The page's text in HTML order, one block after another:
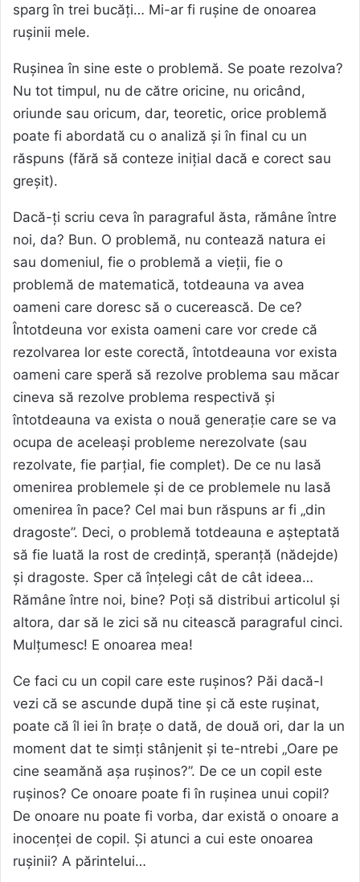
sparg în trei bucăți… Mi-ar fi rușine de onoarea
rușinii mele.
Rușinea în sine este o problemă. Se poate rezolva?
Nu tot timpul, nu de către oricine, nu oricând,
oriunde sau oricum, dar, teoretic, orice problemă
poate fi abordată cu o analiză și în final cu un
răspuns (fără să conteze inițial dacă e corect sau
greșit).
Dacă-ți scriu ceva în paragraful ăsta, rămâne între
noi, da? Bun. O problemă, nu contează natura ei
sau domeniul, fie o problemă a vieții, fie o
problemă de matematică, totdeauna va avea
oameni care doresc să o cucerească. De ce?
Întotdeuna vor exista oameni care vor crede că
rezolvarea lor este corectă, întotdeauna vor exista
oameni care speră să rezolve problema sau măcar
cineva să rezolve problema respectivă și
întotdeauna va exista o nouă generație care se va
ocupa de aceleași probleme nerezolvate (sau
rezolvate, fie parțial, fie complet). De ce nu lasă
omenirea problemele și de ce problemele nu lasă
omenirea în pace? Cel mai bun răspuns ar fi „din
dragoste”. Deci, o problemă totdeauna e așteptată
să fie luată la rost de credință, speranță (nădejde)
și dragoste. Sper că înțelegi cât de cât ideea…
Rămâne între noi, bine? Poți să distribui articolul și
altora, dar să le zici să nu citească paragraful cinci.
Mulțumesc! E onoarea mea!
Ce faci cu un copil care este rușinos? Păi dacă-l
vezi că se ascunde după tine și că este rușinat,
poate că îl iei în brațe o dată, de două ori, dar la un
moment dat te simți stânjenit și te-ntrebi „Oare pe
cine seamănă așa rușinos?”. De ce un copil este
rușinos? Ce onoare poate fi în rușinea unui copil?
De onoare nu poate fi vorba, dar există o onoare a
inocenței de copil. Și atunci a cui este onoarea
rușinii? A părintelui…